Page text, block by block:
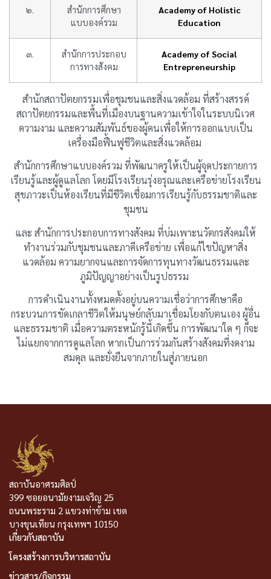
๒.
สำนักการศึกษา
แบบองค์รวม
Academy of Holistic
Education
๓.
สำนักการประกอบ
การทางสังคม
Academy of Social
Entrepreneurship
สำนักสถาปัตยกรรมเพื่อชุมชนและสิ่งแวดล้อม ที่สร้างสรรค์
สถาปัตยกรรมและพื้นที่เมืองบนฐานความเข้าใจในระบบนิเวศ
ความงาม และความสัมพันธ์ของผู้คนเพื่อให้การออกแบบเป็น
เครื่องมือฟื้นฟูชีวิตและสิ่งแวดล้อม
สำนักการศึกษาแบบองค์รวม ที่พัฒนาครูให้เป็นผู้จุดประกายการ
เรียนรู้และผู้ดูแลโลก โดยมีโรงเรียนรุ่งอรุณและเครือข่ายโรงเรียน
สุขภาวะเป็นห้องเรียนที่มีชีวิตเชื่อมการเรียนรู้กับธรรมชาติและ
ชุมชน
และ สำนักการประกอบการทางสังคม ที่บ่มเพาะนวัตกรสังคมให้
ทำงานร่วมกับชุมชนและภาคีเครือข่าย เพื่อแก้ไขปัญหาสิ่ง
แวดล้อม ความยากจนและการจัดการทุนทางวัฒนธรรมและ
ภูมิปัญญาอย่างเป็นรูปธรรม
การดำเนินงานทั้งหมดตั้งอยู่บนความเชื่อว่าการศึกษาคือ
กระบวนการขัดเกลาชีวิตให้มนุษย์กลับมาเชื่อมโยงกับตนเอง ผู้อื่น
และธรรมชาติ เมื่อความตระหนักรู้นี้เกิดขึ้น การพัฒนาใด ๆ ก็จะ
ไม่แยกจากการดูแลโลก หากเป็นการร่วมกันสร้างสังคมที่งดงาม
สมดุล และยั่งยืนจากภายในสู่ภายนอก
สถาบันอาศรมศิลป์
399 ซอยอนามัยงามเจริญ 25
ถนนพระราม 2 แขวงท่าข้าม เขต
บางขุนเทียน กรุงเทพฯ 10150
เกี่ยวกับสถาบัน
โครงสร้างการบริหารสถาบัน
ข่าวสาร/กิจกรรม